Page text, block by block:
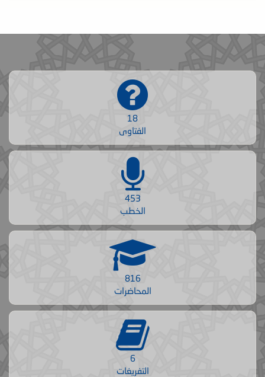
18
الفتاوى
453
الخطب
816
المحاضرات
6
التفريغات